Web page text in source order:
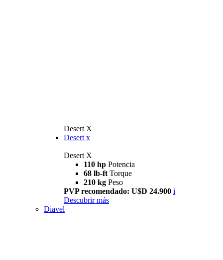
Desert X
Desert x
Desert X
110 hp Potencia
68 lb-ft Torque
210 kg Peso
PVP recomendado: U$D 24.900 i
Descubrir más
Diavel